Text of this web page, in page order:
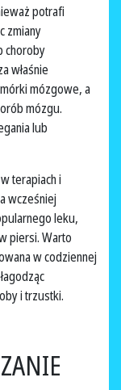
potrafi
zmiany
choroby
właśnie
mózgowe, a
mózgu.
lub
terapiach i
wcześniej
leku,
piersi. Warto
w codziennej
i trzustki.